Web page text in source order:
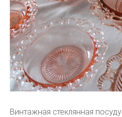
Винтажная стеклянная посуду